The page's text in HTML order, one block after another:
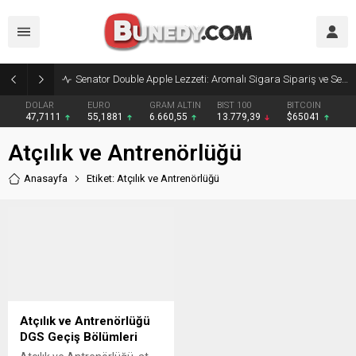
Senator Double Apple Lezzeti: Aromalı Sigara Sipariş ve Senator Sigara Dünyasına Yolculuk
DOLAR
47,7111
EURO
55,1881
GRAM ALTIN
6.660,55
BIST 100
13.779,39
BITCOIN
$65041
Atçılık ve Antrenörlüğü
Anasayfa Etiket: Atçılık ve Antrenörlüğü
Atçılık ve Antrenörlüğü
DGS Geçiş Bölümleri